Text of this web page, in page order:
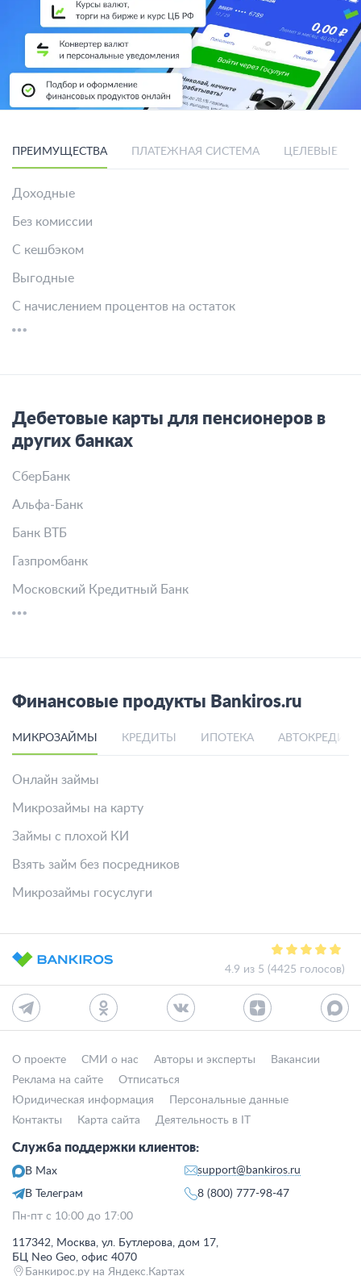
ПРЕИМУЩЕСТВА ПЛАТЕЖНАЯ СИСТЕМА ЦЕЛЕВЫЕ
Доходные
Без комиссии
С кешбэком
Выгодные
С начислением процентов на остаток
Дебетовые карты для пенсионеров в
других банках
СберБанк
Альфа-Банк
Банк ВТБ
Газпромбанк
Московский Кредитный Банк
Финансовые продукты Bankiros.ru
МИКРОЗАЙМЫ КРЕДИТЫ ИПОТЕКА
Онлайн займы
Микрозаймы на карту
Займы с плохой КИ
Взять займ без посредников
Микрозаймы госуслуги
4.9 из 5 (4425 голосов)
О проекте СМИ о нас Авторы и эксперты
Вакансии
Реклама на сайте
Отписаться
Юридическая информация
Персональные данные
Контакты
Карта сайта Деятельность в IT
Служба поддержки клиентов:
В Max
В Телеграм
support@bankiros.ru
8 (800) 777-98-47
Пн-пт с 10:00 до 17:00
117342, Москва, ул. Бутлерова, дом 17,
БЦ Neo Geo, офис 4070
Банкирос.ру на Яндекс.Картах